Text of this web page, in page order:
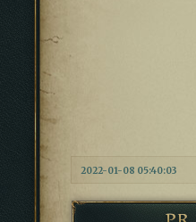
2022-01-08 05:40:03